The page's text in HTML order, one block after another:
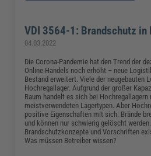
VDI 3564-1: Brandschutz in
04.03.2022
Die Corona-Pandemie hat den Trend der
Online-Handels noch erhöht – neue
Bestand erweitert. Viele der neugebauten
Hochregallager. Aufgrund der großer
Raum handelt es sich bei Hochregallagern
meistverwendeten Lagertypen. Aber
positive Eigenschaften mit sich: Brände
und können nur schwierig gelöscht
Brandschutzkonzepte und Vorschriften
Was müssen Betreiber wissen?